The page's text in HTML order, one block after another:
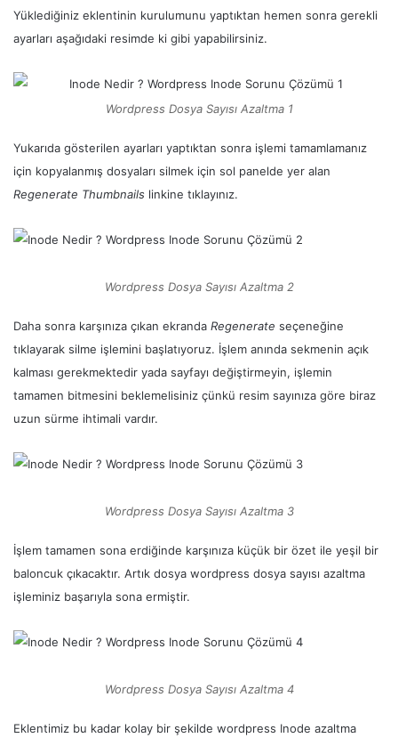
Yüklediğiniz eklentinin kurulumunu yaptıktan hemen sonra gerekli
ayarları aşağıdaki resimde ki gibi yapabilirsiniz.
Wordpress Dosya Sayısı Azaltma 1
Yukarıda gösterilen ayarları yaptıktan sonra işlemi tamamlamanız
için kopyalanmış dosyaları silmek için sol panelde yer alan
Regenerate Thumbnails linkine tıklayınız.
Wordpress Dosya Sayısı Azaltma 2
Daha sonra karşınıza çıkan ekranda Regenerate seçeneğine
tıklayarak silme işlemini başlatıyoruz. İşlem anında sekmenin açık
kalması gerekmektedir yada sayfayı değiştirmeyin, işlemin
tamamen bitmesini beklemelisiniz çünkü resim sayınıza göre biraz
uzun sürme ihtimali vardır.
Wordpress Dosya Sayısı Azaltma 3
İşlem tamamen sona erdiğinde karşınıza küçük bir özet ile yeşil bir
baloncuk çıkacaktır. Artık dosya wordpress dosya sayısı azaltma
işleminiz başarıyla sona ermiştir.
Wordpress Dosya Sayısı Azaltma 4
Eklentimiz bu kadar kolay bir şekilde wordpress Inode azaltma